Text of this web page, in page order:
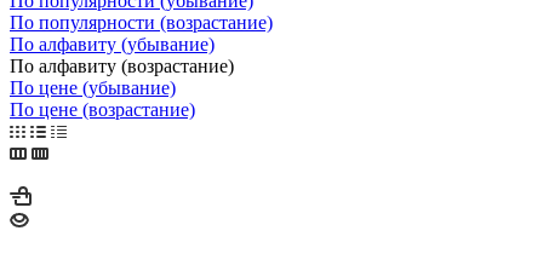
По популярности (возрастание)
По алфавиту (убывание)
По алфавиту (возрастание)
По цене (убывание)
По цене (возрастание)